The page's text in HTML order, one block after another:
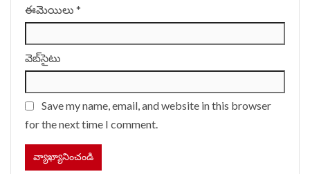
ఈమెయిలు *
వెబ్‌సైటు
Save my name, email, and website in this browser
for the next time I comment.